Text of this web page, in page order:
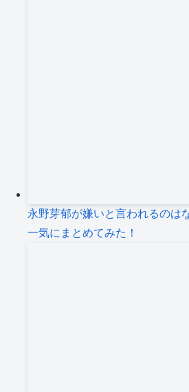
永野芽郁が嫌いと言われるのは
一気にまとめてみた！